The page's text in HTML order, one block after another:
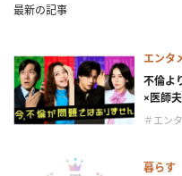
最新の記事
エンタ
不倫よ
×医師
＃エン
暮らす